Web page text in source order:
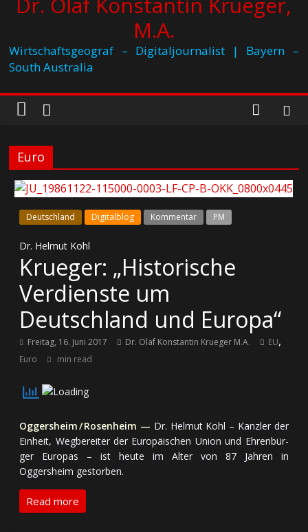
M.A.
Wirtschaftsgeograf – Digitaljournalist | Bayern –
South Australia
Euro
Deutschland Digitalblog Kommentar PM
Dr. Helmut Kohl
Krueger: „Historische
Verdienste um
Deutschland und Europa“
Freitag, 16. Juni 2017 Dr. Olaf Konstantin Krueger M.A. EU,
Euro min read
Oggersheim / Rosenheim — Dr. Helmut Kohl – Kanz­ler der
Ein­heit, Weg­be­rei­ter der Eu­ro­päi­schen Union und Ehren­bür­
ger Eu­ro­pas – ist heu­te im Al­ter von 87 Jah­ren in
Oggersheim ge­stor­ben.
Read more